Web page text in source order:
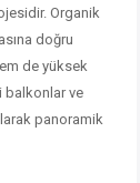
Organik
doğru
de yüksek
balkonlar ve
panoramik